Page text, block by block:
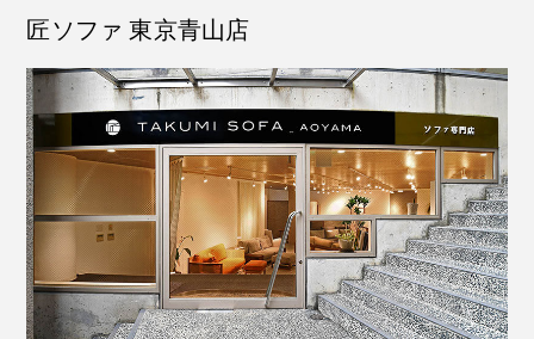
匠ソファ 東京青山店